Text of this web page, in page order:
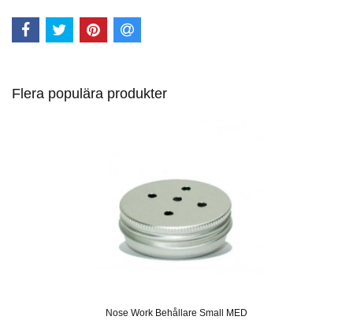
Flera populära produkter
Nose Work Behållare Small MED